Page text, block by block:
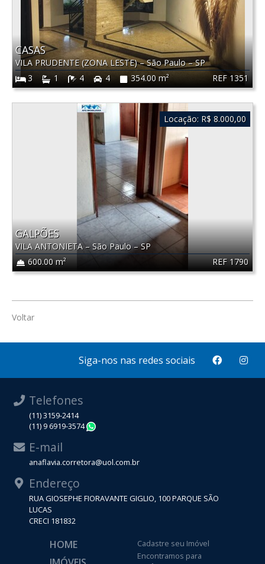
REF 1351
CASAS
VILA PRUDENTE (ZONA LESTE)–São Paulo–SP
3
1 4 4 354.00 m²
REF 1790
GALPÕES
VILA ANTONIETA–São Paulo–SP
600.00 m²
Locação: R$ 8.000,00
Voltar
Siga-nos nas redes sociais
Telefones
(11) 3159-2414
(11) 9 6919-3574
E-mail
anaflavia.corretora@uol.com.br
Endereço
RUA GIOSEPHE FIORAVANTE GIGLIO, 100 PARQUE SÃO
LUCAS
CRECI 181832
HOME
Cadastre seu Imóvel
Encontramos para